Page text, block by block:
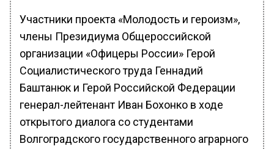
Участники проекта «Молодость и героизм»,
члены Президиума Общероссийской
организации «Офицеры России» Герой
Социалистического труда Геннадий
Баштанюк и Герой Российской Федерации
генерал-лейтенант Иван Бохонко в ходе
открытого диалога со студентами
Волгоградского государственного аграрного